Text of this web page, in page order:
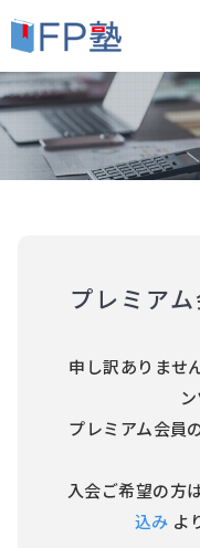
プレミア
申し訳ありませ
プレミアム会員
入会ご希望の方は
込み よ